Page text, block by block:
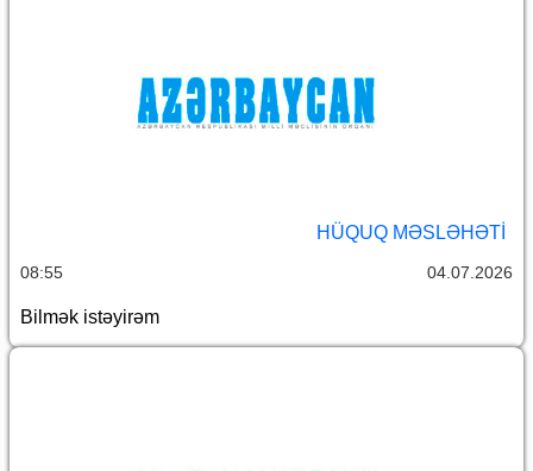
HÜQUQ MƏSLƏHƏTI
08:55 04.07.2026
Bilmək istəyirəm